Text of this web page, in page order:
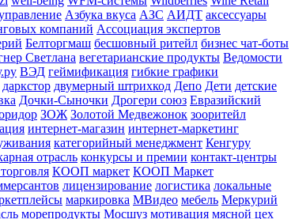
Азбука вкуса АЗС АИДТ аксессуары
компаний Ассоциация экспертов
Белторгмаш бесшовный ритейл бизнес чат-боты
Светлана вегетарианские продукты Ведомости
ВЭД геймификация гибкие графики
даркстор двумерный штрихкод Депо Дети детские
Дочки-Сыночки Дрогери союз Евразийский
ЗОЖ Золотой Медвежонок зооритейл
интернет-магазин интернет-маркетинг
категорийный менеджмент Кенгуру
отрасль конкурсы и премии контакт-центры
КООП маркет КООП Маркет
лицензирование логистика локальные
маркировка МВидео мебель Меркурий
морепродукты Мосшуз мотивация мясной цех